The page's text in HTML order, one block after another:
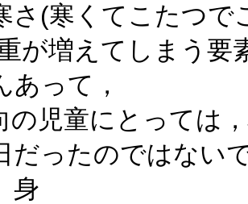
さ(寒くてこたつで
が増えてしまう要
あって，
の児童にとっては
だったのではない
身